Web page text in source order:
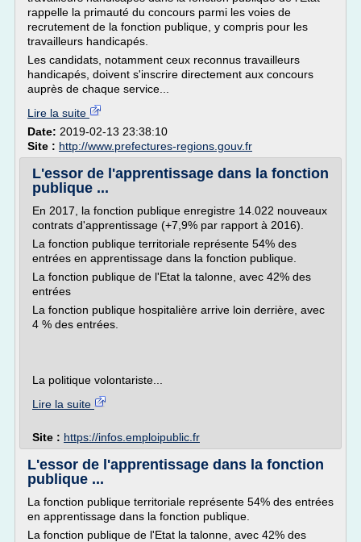
rappelle la primauté du concours parmi les voies de
recrutement de la fonction publique, y compris pour les
travailleurs handicapés.
Les candidats, notamment ceux reconnus travailleurs
handicapés, doivent s'inscrire directement aux concours
auprès de chaque service...
Lire la suite
Date: 2019-02-13 23:38:10
Site : http://www.prefectures-regions.gouv.fr
L'essor de l'apprentissage dans la fonction
publique ...
En 2017, la fonction publique enregistre 14.022 nouveaux
contrats d'apprentissage (+7,9% par rapport à 2016).
La fonction publique territoriale représente 54% des
entrées en apprentissage dans la fonction publique.
La fonction publique de l'Etat la talonne, avec 42% des
entrées
La fonction publique hospitalière arrive loin derrière, avec
4 % des entrées.
La politique volontariste...
Lire la suite
Site : https://infos.emploipublic.fr
L'essor de l'apprentissage dans la fonction
publique ...
La fonction publique territoriale représente 54% des entrées
en apprentissage dans la fonction publique.
La fonction publique de l'Etat la talonne, avec 42% des